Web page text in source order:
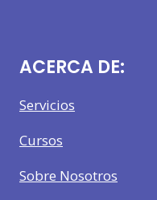
ACERCA DE:
Servicios
Cursos
Sobre Nosotros